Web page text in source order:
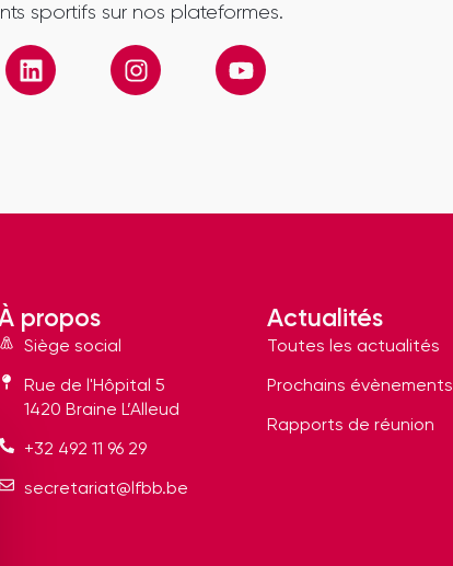
le bandeau des cookies
sportifs sur nos plateformes.
propos
Siège social
Rue de l'Hôpital 5
1420 Braine L’Alleud
+32 492 11 96 29
secretariat@lfbb.be
Actualités
Toutes les actualités
Prochains évènements
Rapports de réunion